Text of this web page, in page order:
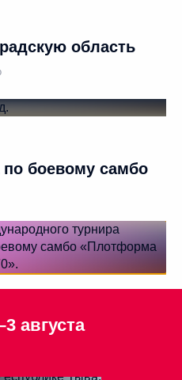
область
боевому самбо
августа